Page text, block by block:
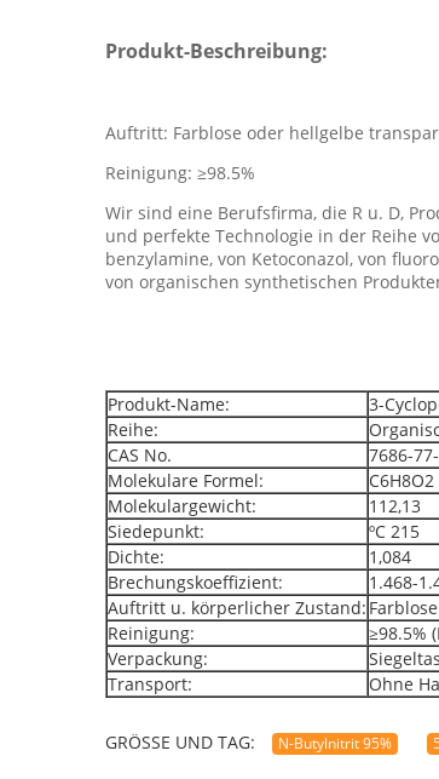
Produkt-Beschreibung:
Auftritt: Farblose oder hellgelbe
Reinigung: ≥98.5%
Wir sind eine Berufsfirma, die R u. D,
und perfekte Technologie in der Reihe
benzylamine, von Ketoconazol, von
von organischen synthetischen
Produkt-Name:
3-
Reihe:
CAS No.
7686-
Molekulare Formel:
C6H8O2
Molekulargewicht:
112,13
Siedepunkt:
ºC 215
Dichte:
1,084
Brechungskoeffizient:
1.468-
Auftritt u. körperlicher Zustand:
Reinigung:
≥98.5%
Verpackung:
Transport:
Ohne
GRÖSSE UND TAG: N-Butylnitrit 95%